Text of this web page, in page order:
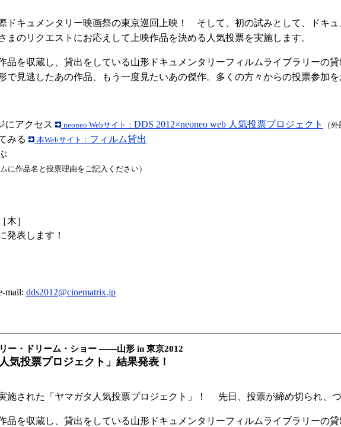
キュメンタリー映画祭の東京巡回上映！ そして、初の試みとして、ドキュ
まのリクエストにお応えして上映作品を決める人気投票を実施します。
品を収蔵し、貸出をしている山形ドキュメンタリーフィルムライブラリーの
見逃したあの作品、もう一度見たいあの傑作。多くの方々からの投票参加を
にアクセス neoneo Webサイト： DDS 2012×neoneo web 人気投票プロジェクト （
みる 本Webサイト： フィルム貸出
ムに作品名と投票理由をご記入ください）
［木］
発表します！
mail: dds2012@cinematrix.jp
リー・ドリーム・ショー ――山形 in 東京2012
気投票プロジェクト」結果発表！
施された「ヤマガタ人気投票プロジェクト」！ 先日、投票が締め切られ、つ
品を収蔵し、貸出をしている山形ドキュメンタリーフィルムライブラリーの